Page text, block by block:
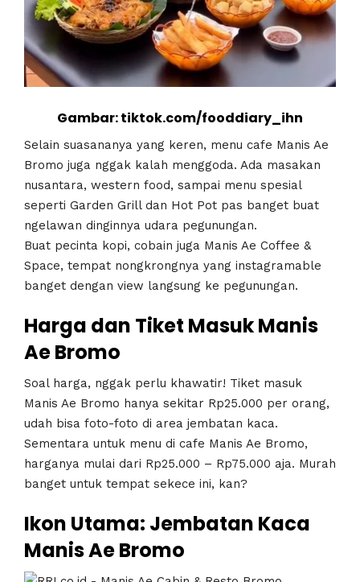
Gambar: tiktok.com/fooddiary_ihn
Selain suasananya yang keren, menu cafe Manis Ae
Bromo juga nggak kalah menggoda. Ada masakan
nusantara, western food, sampai menu spesial
seperti Garden Grill dan Hot Pot pas banget buat
ngelawan dinginnya udara pegunungan.
Buat pecinta kopi, cobain juga Manis Ae Coffee &
Space, tempat nongkrongnya yang instagramable
banget dengan view langsung ke pegunungan.
Harga dan Tiket Masuk Manis
Ae Bromo
Soal harga, nggak perlu khawatir! Tiket masuk
Manis Ae Bromo hanya sekitar Rp25.000 per orang,
udah bisa foto-foto di area jembatan kaca.
Sementara untuk menu di cafe Manis Ae Bromo,
harganya mulai dari Rp25.000 – Rp75.000 aja. Murah
banget untuk tempat sekece ini, kan?
Ikon Utama: Jembatan Kaca
Manis Ae Bromo